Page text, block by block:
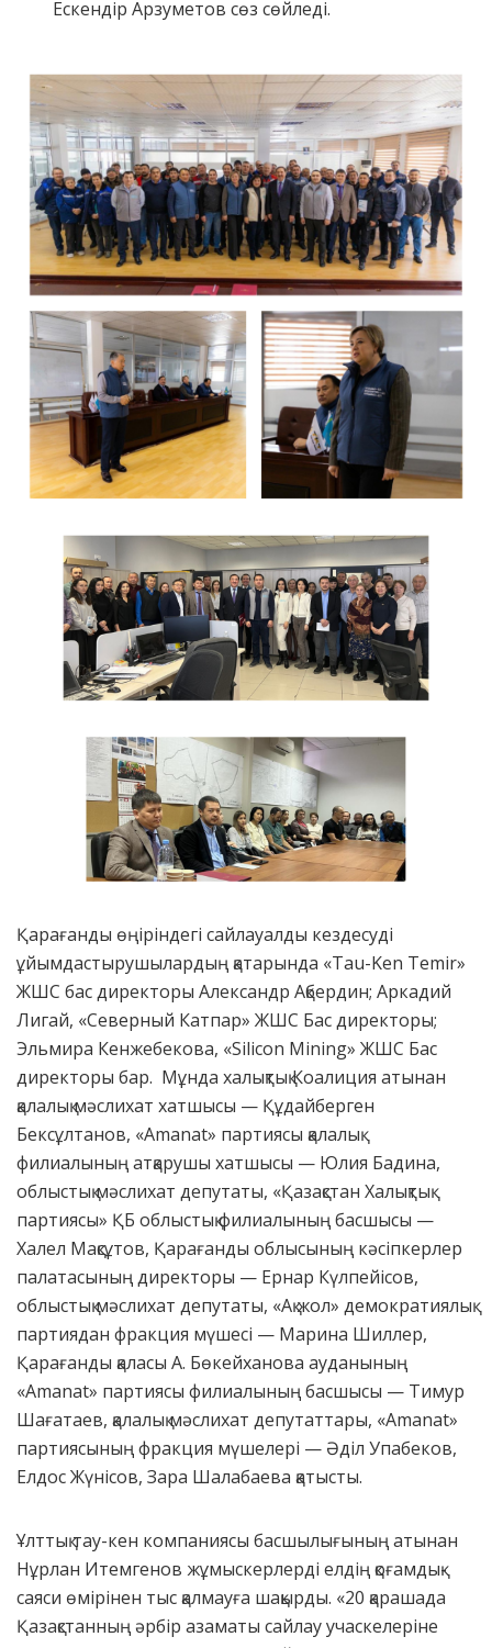
Ескендір Арзуметов сөз сөйледі.
Қарағанды өңіріндегі сайлауалды кездесуді
ұйымдастырушылардың қатарында «Tau-Ken Temir»
ЖШС бас директоры Александр Ақбердин; Аркадий
Лигай, «Северный Катпар» ЖШС Бас директоры;
Эльмира Кенжебекова, «Silicon Mining» ЖШС Бас
директоры бар. Мұнда халықтық Коалиция атынан
қалалық мәслихат хатшысы — Құдайберген
Бексұлтанов, «Amanat» партиясы қалалық
филиалының атқарушы хатшысы — Юлия Бадина,
облыстық мәслихат депутаты, «Қазақстан Халықтық
партиясы» ҚБ облыстық филиалының басшысы —
Халел Мақсұтов, Қарағанды облысының кәсіпкерлер
палатасының директоры — Ернар Күлпейісов,
облыстық мәслихат депутаты, «Ақ жол» демократиялық
партиядан фракция мүшесі — Марина Шиллер,
Қарағанды қаласы А. Бөкейханова ауданының
«Amanat» партиясы филиалының басшысы — Тимур
Шағатаев, қалалық мәслихат депутаттары, «Amanat»
партиясының фракция мүшелері — Әділ Упабеков,
Елдос Жүнісов, Зара Шалабаева қатысты.
Ұлттық тау-кен компаниясы басшылығының атынан
Нұрлан Итемгенов жұмыскерлерді елдің қоғамдық-
саяси өмірінен тыс қалмауға шақырды. «20 қарашада
Қазақстанның әрбір азаматы сайлау учаскелеріне